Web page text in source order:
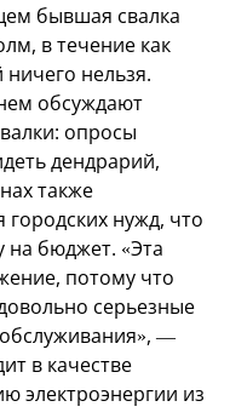
бывшая свалка
в течение как
нельзя.
обсуждают
опросы
дендрарий,
также
нужд, что
на бюджет. «Эта
потому что
серьезные
—
в качестве
электроэнергии из